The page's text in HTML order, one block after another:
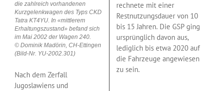
die zahlreich vorhandenen
Kurzgelenkwagen des Typs CKD
Tatra KT4YU. In «mittlerem
Erhaltungszustand» befand sich
im Mai 2002 der Wagen 240.
© Dominik Madörin, CH-Ettingen
(Bild-Nr. YU-2002.301)
Nach dem Zerfall
Jugoslawiens und
rechnete mit einer
Restnutzungsdauer von 10
bis 15 Jahren. Die GSP ging
ursprünglich davon aus,
lediglich bis etwa 2020 auf
die Fahrzeuge angewiesen
zu sein.